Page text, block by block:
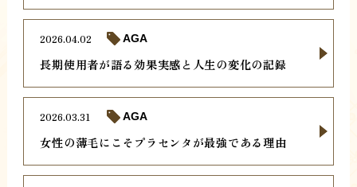
長期使用者が語る効果実感と人生の変化の記録
2026.04.02 AGA
女性の薄毛にこそプラセンタが最強である理由
2026.03.31 AGA